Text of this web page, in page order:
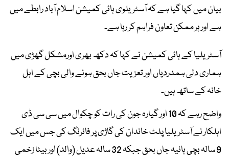
بیان میں کہا گیا ہے کہ آسٹریلوی ہائی کمیشن اسلام آباد رابطے میں
ہے اور ہر ممکن تعاون فراہم کر رہا ہے۔
آسٹریلیا کے ہائی کمیشن نے کہا کہ دکھ بھری اورمشکل گھڑی میں
ہماری دلی ہمدردیاں اور تعزیت جاں بحق ہونے والی بچی کے اہل
خانہ کے ساتھ ہیں۔
واضح رہے کہ 10 اور گیارہ جون کی رات کو چکوال میں سی سی ڈی
اہلکار نے آسٹریلیا پلٹ خاندان کی گاڑی پر فائرنگ کی جس میں ایک
9 سالہ بچی ہانیہ جاں بحق جبکہ 32 سالہ عدیل (والد) اور بیٹا زخمی